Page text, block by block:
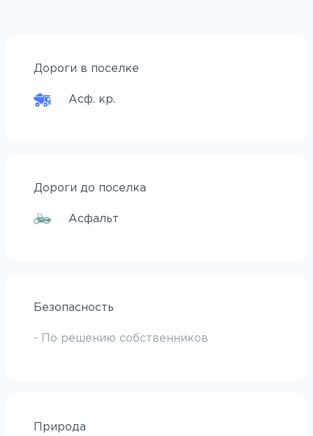
Дороги в поселке
Асф. кр.
Дороги до поселка
Асфальт
Безопасность
- По решению собственников
Природа